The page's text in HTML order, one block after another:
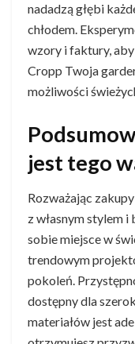
nadadzą głębi
chłodem.
wzory i faktury,
Cropp Twoja
możliwości
jest tego
Rozważając
z własnym stylem
sobie miejsce w
trendowym
pokoleń.
dostępny dla
materiałów jest